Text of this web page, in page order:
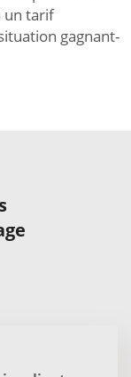
un tarif
gagnant-